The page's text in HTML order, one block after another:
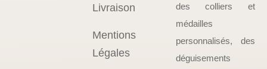
Livraison
Mentions
Légales
des colliers et
médailles
personnalisés, des
déguisements